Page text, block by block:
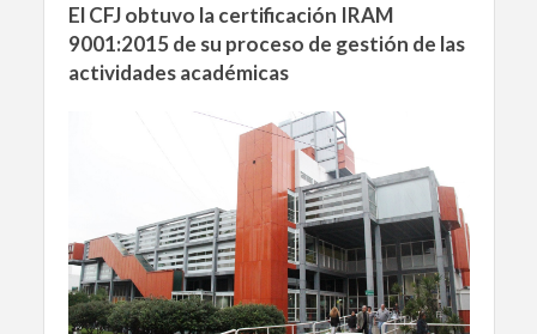
El CFJ obtuvo la certificación IRAM
9001:2015 de su proceso de gestión de las
actividades académicas